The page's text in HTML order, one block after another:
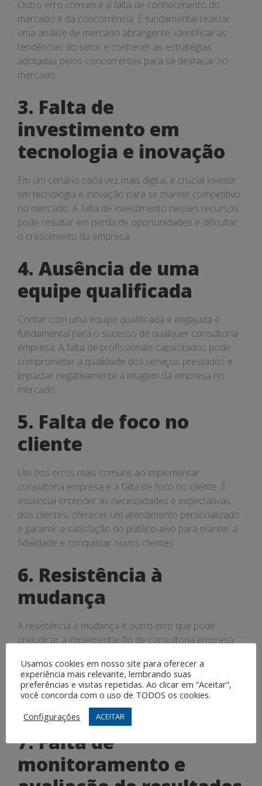
Outro erro comum é a falta de conhecimento do
mercado e da concorrência. É fundamental realizar
uma análise de mercado abrangente, identificar as
tendências do setor e conhecer as estratégias
adotadas pelos concorrentes para se destacar no
mercado.
3. Falta de
investimento em
tecnologia e inovação
Em um cenário cada vez mais digital, é crucial investir
em tecnologia e inovação para se manter competitivo
no mercado. A falta de investimento nesses recursos
pode resultar em perda de oportunidades e dificultar
o crescimento da empresa.
4. Ausência de uma
equipe qualificada
Contar com uma equipe qualificada e engajada é
fundamental para o sucesso de qualquer consultoria
empresa. A falta de profissionais capacitados pode
comprometer a qualidade dos serviços prestados e
impactar negativamente a imagem da empresa no
mercado.
5. Falta de foco no
cliente
Um dos erros mais comuns ao implementar
consultoria empresa é a falta de foco no cliente. É
essencial entender as necessidades e expectativas
dos clientes, oferecer um atendimento personalizado
e garantir a satisfação do público-alvo para manter a
fidelidade e conquistar novos clientes.
6. Resistência à
mudança
A resistência à mudança é outro erro que pode
prejudicar a implementação de consultoria empresa
processos e tecnologias, adaptando-se às
transformações do mercado e buscando
constantemente a inovação para se manter relevante
e competitivo.
7. Falta de
monitoramento e
Usamos cookies em nosso site para oferecer a
experiência mais relevante, lembrando suas
preferências e visitas repetidas. Ao clicar em “Aceitar”,
você concorda com o uso de TODOS os cookies.
Configurações
ACEITAR